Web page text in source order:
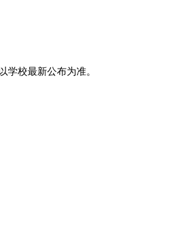
学校最新公布为准。